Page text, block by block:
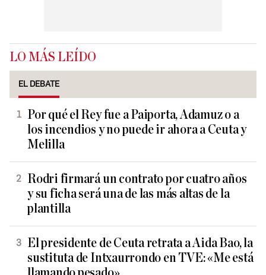
LO MÁS LEÍDO
EL DEBATE
Por qué el Rey fue a Paiporta, Adamuz o a
los incendios y no puede ir ahora a Ceuta y
Melilla
Rodri firmará un contrato por cuatro años
y su ficha será una de las más altas de la
plantilla
El presidente de Ceuta retrata a Aida Bao, la
sustituta de Intxaurrondo en TVE: «Me está